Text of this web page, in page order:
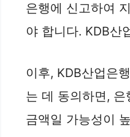
은행에 신고하여
야 합니다. KDB산
이후, KDB산업은
는 데 동의하면,
금액일 가능성이